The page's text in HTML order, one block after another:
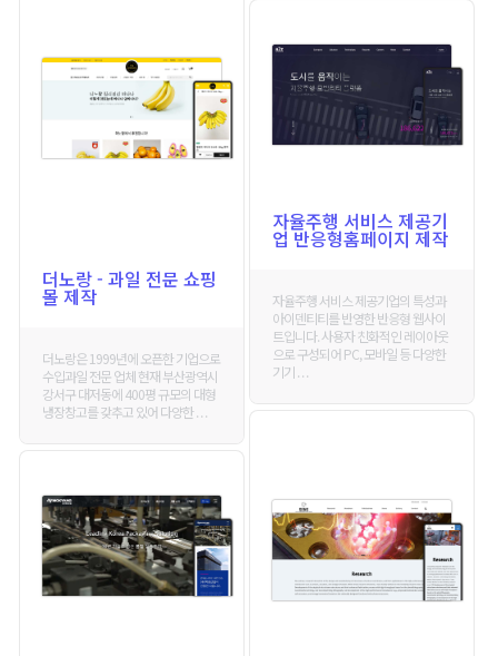
더노랑 - 과일 전문 쇼핑
몰 제작
더노랑은 1999년에 오픈한 기업으로
수입과일 전문 업체 현재 부산광역시
강서구 대저동에 400평 규모의 대형
냉장창고를 갖추고 있어 다양한 . . .
자율주행 서비스 제공기
업 반응형홈페이지 제작
자율주행 서비스 제공기업의 특성과
아이덴티티를 반영한 반응형 웹사이
트입니다. 사용자 친화적인 레이아웃
으로 구성되어 PC, 모바일 등 다양한
기기 . . .